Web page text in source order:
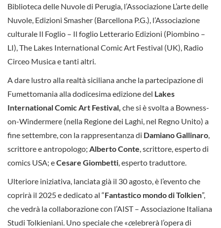
Biblioteca delle Nuvole di Perugia, l’Associazione L’arte delle
Nuvole, Edizioni Smasher (Barcellona P.G.), l’Associazione
culturale Il Foglio – Il foglio Letterario Edizioni (Piombino –
LI), The Lakes International Comic Art Festival (UK), Radio
Circeo Musica e tanti altri.
A dare lustro alla realtà siciliana anche la partecipazione di
Fumettomania alla dodicesima edizione del Lakes
International Comic Art Festival, che si è svolta a Bowness-
on-Windermere (nella Regione dei Laghi, nel Regno Unito) a
fine settembre, con la rappresentanza di Damiano Gallinaro
scrittore e antropologo; Alberto Conte , scrittore, esperto di
comics USA; eCesare Giombetti , esperto traduttore.
Ulteriore iniziativa, lanciata già il 30 agosto, è l’evento che
coprirà il 2025 e dedicato al “Fantastico mondo di Tolkien”,
che vedrà la collaborazione con l’AIST – Associazione Italiana
Studi Tolkieniani. Uno speciale che «celebrerà l’opera di